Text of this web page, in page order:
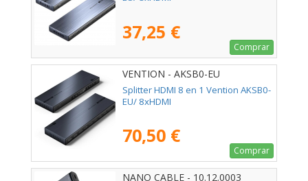
37,25 €
Comprar
VENTION - AKSB0-EU
Splitter HDMI 8 en 1 Vention AKSB0-
EU/ 8xHDMI
70,50 €
Comprar
NANO CABLE - 10.12.0003